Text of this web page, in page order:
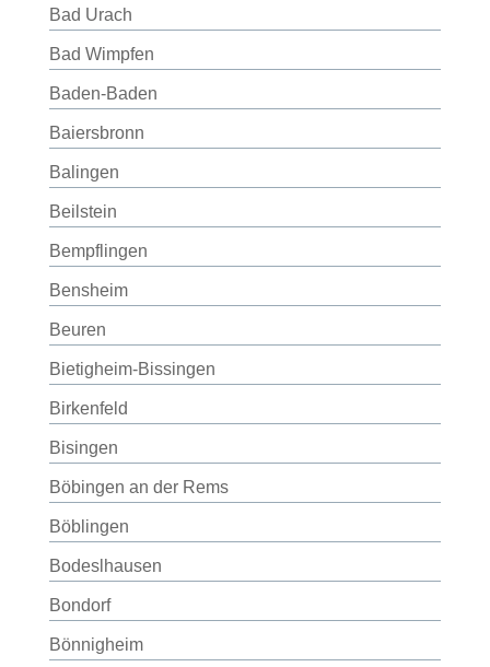
Bad Urach
Bad Wimpfen
Baden-Baden
Baiersbronn
Balingen
Beilstein
Bempflingen
Bensheim
Beuren
Bietigheim-Bissingen
Birkenfeld
Bisingen
Böbingen an der Rems
Böblingen
Bodeslhausen
Bondorf
Bönnigheim